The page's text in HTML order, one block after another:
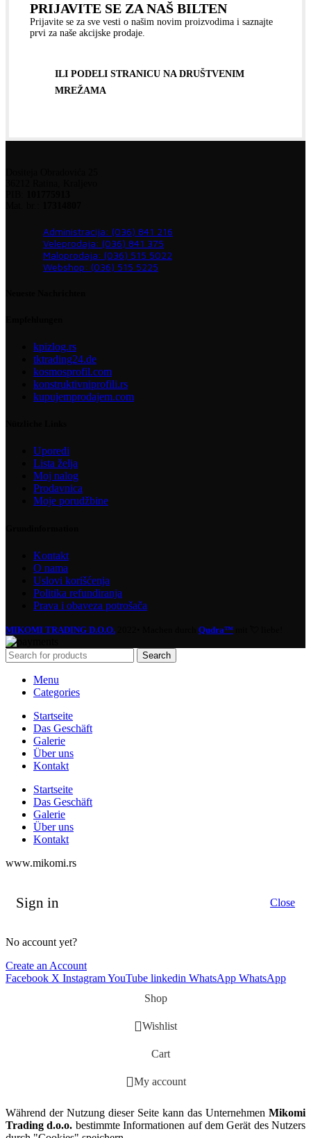
PRIJAVITE SE ZA NAŠ BILTEN
Prijavite se za sve vesti o našim novim proizvodima i saznajte
prvi za naše akcijske prodaje.
ILI PODELI STRANICU NA DRUŠTVENIM
MREŽAMA
Administracija: (036) 841 216
Veleprodaja: (036) 841 375
Maloprodaja: (036) 515 5022
Webshop: (036) 515 5225
kpizlog.rs
tktrading24.de
kosmosprofil.com
konstruktivniprofili.rs
kupujemprodajem.com
Uporedi
Lista želja
Moj nalog
Prodavnica
Moje porudžbine
Kontakt
O nama
Uslovi korišćenja
Politika refundiranja
Prava i obaveza potrošača
MIKOMI TRADING D.O.O. Qudra™
Search
Menu
Categories
Startseite
Das Geschäft
Galerie
Über uns
Kontakt
Startseite
Das Geschäft
Galerie
Über uns
Kontakt
www.mikomi.rs
Sign in Close
No account yet?
Create an Account
Facebook X InstagramYouTube linkedin WhatsApp WhatsApp
Shop
Wishlist
Cart
My account
Während der Nutzung dieser Seite kann das Unternehmen Mikomi
Trading d.o.o. bestimmte Informationen auf dem Gerät des Nutzers